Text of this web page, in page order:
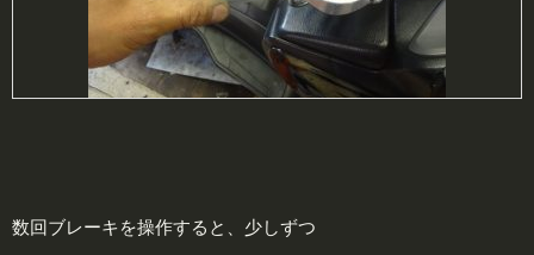
数回ブレーキを操作すると、少しずつ